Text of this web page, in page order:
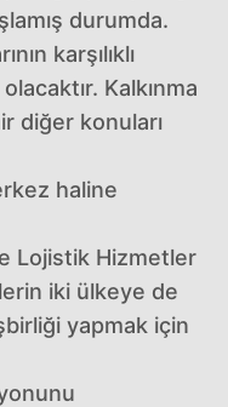
durumda.
karşılıklı
Kalkınma
diğer konuları
haline
Lojistik Hizmetler
iki ülkeye de
yapmak için